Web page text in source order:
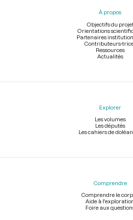
À propos
Objectifs du
Orientations
Partenaires
Contributeurs-
Ressources
Actualités
Explorer
Les volumes
Les députés
Les cahiers de
Comprendre
Comprendre le
Aide à
Foire aux